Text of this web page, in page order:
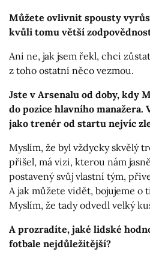
Můžete ovlivnit spousty
kvůli tomu větší
Ani ne, jak jsem řekl, chci
z toho ostatní něco vezmou.
Jste v Arsenalu od doby, kdy
do pozice hlavního manažera.
jako trenér od startu nejvíc
Myslím, že byl vždycky skvělý
přišel, má vizi, kterou nám
postavený svůj vlastní tým,
A jak můžete vidět, bojujeme o
Myslím, že tady odvedl velký
A prozradíte, jaké lidské
fotbale nejdůležitější?